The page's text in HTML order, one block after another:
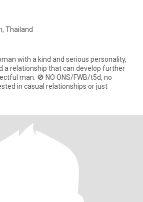
Thailand
with a kind and serious personality,
a relationship that can develop further
man. 🚫 NO ONS/FWB/t5d, no
in casual relationships or just